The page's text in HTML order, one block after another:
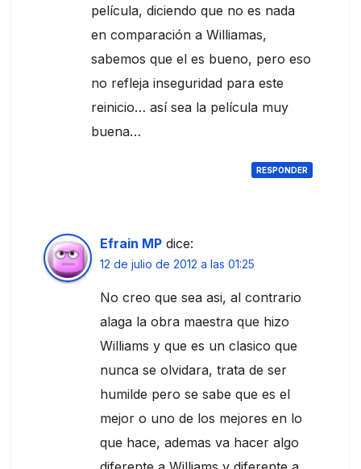
película, diciendo que no es nada
en comparación a Williamas,
sabemos que el es bueno, pero eso
no refleja inseguridad para este
reinicio… así sea la película muy
buena…
RESPONDER
Efrain MP dice:
12 de julio de 2012 a las 01:25
No creo que sea asi, al contrario
alaga la obra maestra que hizo
Williams y que es un clasico que
nunca se olvidara, trata de ser
humilde pero se sabe que es el
mejor o uno de los mejores en lo
que hace, ademas va hacer algo